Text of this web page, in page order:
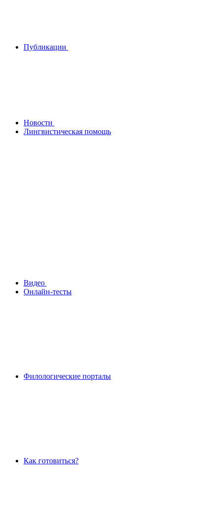
Публикации
Новости
Лингвистическая помощь
Видео
Онлайн-тесты
Филологические порталы
Как готовиться?